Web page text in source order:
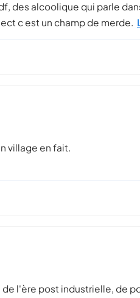
des alcoolique qui parle
c est un champ de merde.
village en fait.
l'ère post industrielle, de